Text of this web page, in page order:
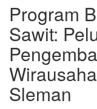
Program
Sawit:
Sleman